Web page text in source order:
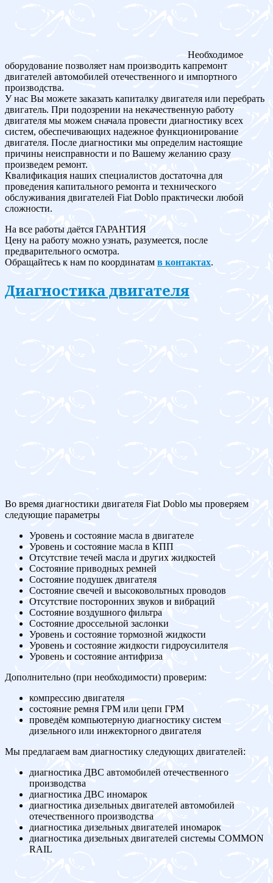
Необходимое
оборудование позволяет нам производить капремонт
двигателей автомобилей отечественного и импортного
производства.
У нас Вы можете заказать капиталку двигателя или перебрать
двигатель. При подозрении на некачественную работу
двигателя мы можем сначала провести диагностику всех
систем, обеспечивающих надежное функционирование
двигателя. После диагностики мы определим настоящие
причины неисправности и по Вашему желанию сразу
произведем ремонт.
Квалификация наших специалистов достаточна для
проведения капитального ремонта и технического
обслуживания двигателей Fiat Doblo практически любой
сложности.
На все работы даётся ГАРАНТИЯ
Цену на работу можно узнать, разумеется, после
предварительного осмотра.
Обращайтесь к нам по координатам в контактах.
Диагностика двигателя
Во время диагностики двигателя Fiat Doblo мы проверяем
следующие параметры
Уровень и состояние масла в двигателе
Уровень и состояние масла в КПП
Отсутствие течей масла и других жидкостей
Состояние приводных ремней
Состояние подушек двигателя
Состояние свечей и высоковольтных проводов
Отсутствие посторонних звуков и вибраций
Состояние воздушного фильтра
Состояние дроссельной заслонки
Уровень и состояние тормозной жидкости
Уровень и состояние жидкости гидроусилителя
Уровень и состояние антифриза
Дополнительно (при необходимости) проверим:
компрессию двигателя
состояние ремня ГРМ или цепи ГРМ
проведём компьютерную диагностику систем
дизельного или инжекторного двигателя
Мы предлагаем вам диагностику следующих двигателей:
диагностика ДВС автомобилей отечественного
производства
диагностика ДВС иномарок
диагностика дизельных двигателей автомобилей
отечественного производства
диагностика дизельных двигателей иномарок
диагностика дизельных двигателей системы COMMON
RAIL